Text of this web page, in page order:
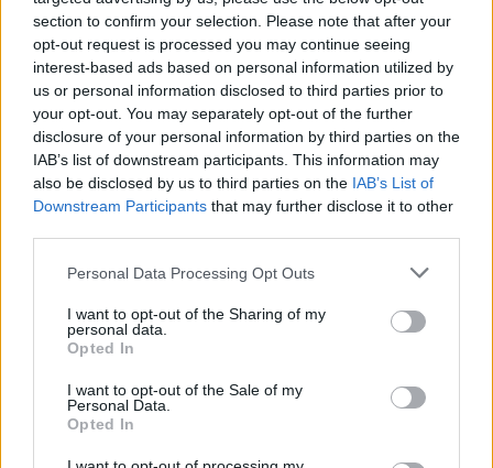
section to confirm your selection. Please note that after your
opt-out request is processed you may continue seeing
interest-based ads based on personal information utilized by
us or personal information disclosed to third parties prior to
your opt-out. You may separately opt-out of the further
disclosure of your personal information by third parties on the
IAB’s list of downstream participants. This information may
also be disclosed by us to third parties on the IAB’s List of
Downstream Participants that may further disclose it to other
Please note that this website/app uses one or more Google
not limited to your visit or usage behaviour. You may click to
grant or deny consent to Google and its third-party tags to
use your data for below specified purposes in below Google
consent section.
Personal Data Processing Opt Outs
I want to opt-out of the Sharing of my
personal data.
Opted In
I want to opt-out of the Sale of my
Personal Data.
Opted In
Se sei curioso di provare a lavorare con il lievito
madre, non preoccuparti: non è così complicato
come potrebbe sembrare. Gli ingredienti principali
sono semplicemente farina e acqua. La chiave è la
pazienza: il processo di fermentazione richiede
tempo, ma i risultati sono senza dubbio gratificanti.
Puoi iniziare con una semplice ricetta per creare il
lievito ha avuto il suo inizio, e il tuo potrebbe
essere proprio oggi!
Consumare prodotti a base di lievito madre ha